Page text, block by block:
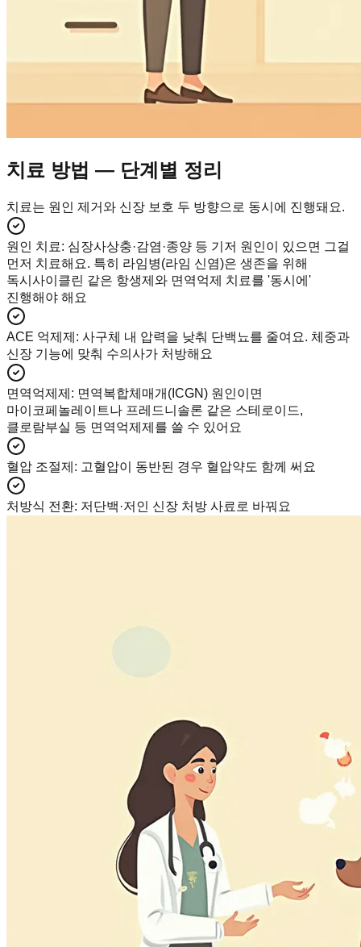
치료 방법 — 단계별 정리
치료는 원인 제거와 신장 보호 두 방향으로 동시에 진행돼요.
원인 치료: 심장사상충·감염·종양 등 기저 원인이 있으면 그걸
먼저 치료해요. 특히 라임병(라임 신염)은 생존을 위해
독시사이클린 같은 항생제와 면역억제 치료를 '동시에'
진행해야 해요
ACE 억제제 : 사구체 내 압력을 낮춰 단백뇨를 줄여요. 체중과
신장 기능에 맞춰 수의사가 처방해요
면역억제제 : 면역복합체매개(ICGN) 원인이면
마이코페놀레이트나 프레드니솔론 같은 스테로이드,
클로람부실 등 면역억제제를 쓸 수 있어요
혈압 조절제 : 고혈압이 동반된 경우 혈압약도 함께 써요
처방식 전환: 저단백·저인 신장 처방 사료로 바꿔요